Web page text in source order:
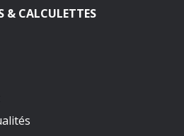
& CALCULETTES